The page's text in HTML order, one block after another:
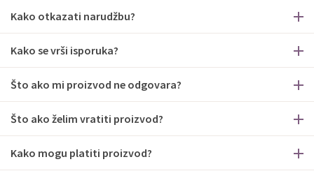
Kako otkazati narudžbu?
Kako se vrši isporuka?
Što ako mi proizvod ne odgovara?
Što ako želim vratiti proizvod?
Kako mogu platiti proizvod?